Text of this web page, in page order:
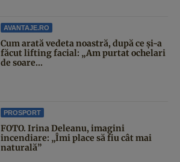
AVANTAJE.RO
Cum arată vedeta noastră, după ce și-a
făcut lifting facial: „Am purtat ochelari
de soare...
PROSPORT
FOTO. Irina Deleanu, imagini
incendiare: „Îmi place să fiu cât mai
naturală”